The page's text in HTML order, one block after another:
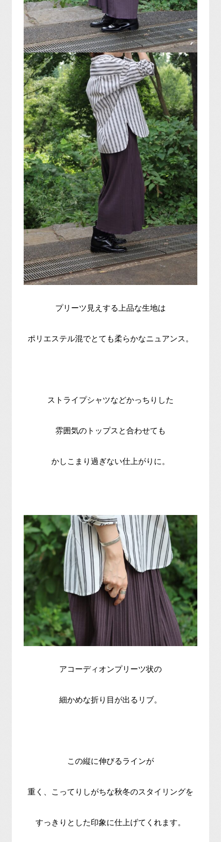
プリーツ見えする上品な生地は
ポリエステル混でとても柔らかなニュアンス。
ストライプシャツなどかっちりした
雰囲気のトップスと合わせても
かしこまり過ぎない仕上がりに。
アコーディオンプリーツ状の
細かめな折り目が出るリブ。
この縦に伸びるラインが
重く、こってりしがちな秋冬のスタイリングを
すっきりとした印象に仕上げてくれます。